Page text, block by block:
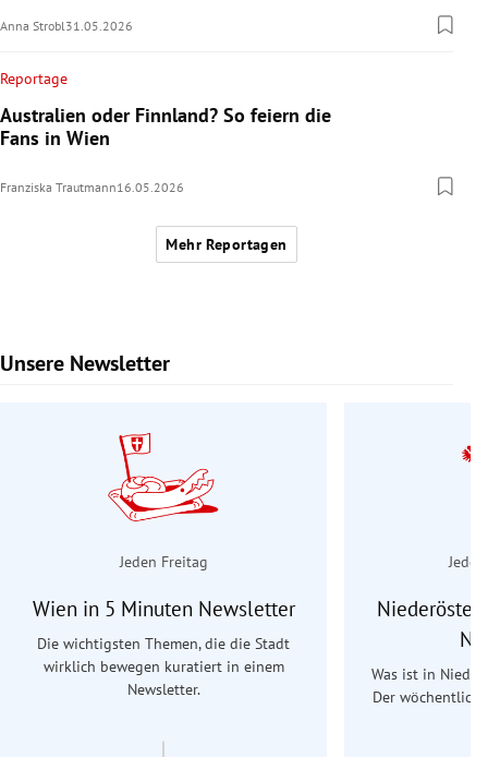
Anna Strobl 31.05.2026
Reportage
Australien oder Finnland? So feiern die
Fans in Wien
Franziska Trautmann16.05.2026
Mehr Reportagen
Unsere Newsletter
Slide 1 von 9
Jeden Freitag
Wien in 5 Minuten Newsletter
Die wichtigsten Themen, die die Stadt
wirklich bewegen kuratiert in einem
Newsletter.
Was ist in
Der